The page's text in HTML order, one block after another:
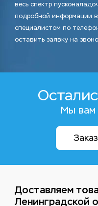
весь спектр
подробной информации
специалистом по
оставить заявку на
Мы вам
Доставляем
Ленинградской